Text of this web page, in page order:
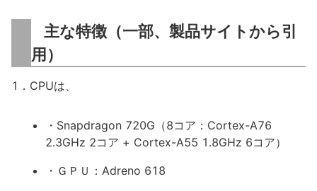
主な特徴（一部、製品サイトから引
用）
1．CPUは、
・Snapdragon 720G（8コア：Cortex-A76
2.3GHz 2コア + Cortex-A55 1.8GHz 6コア）
・ＧＰＵ：Adreno 618